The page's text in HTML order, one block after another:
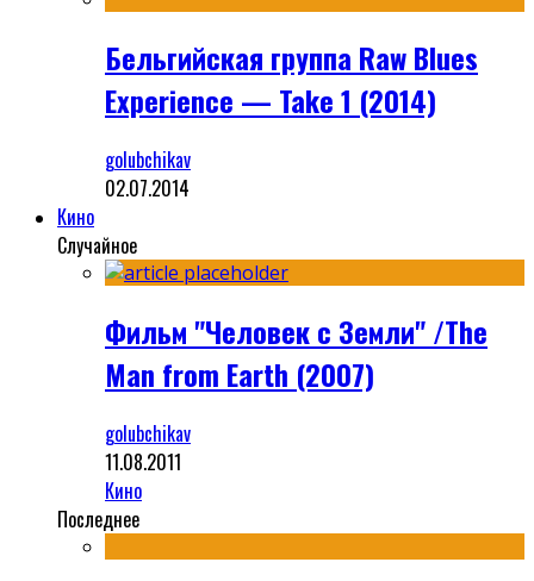
Бельгийская группа Raw Blues
Experience — Take 1 (2014)
golubchikav
02.07.2014
Кино
Случайное
Фильм "Человек с Земли" /The
Man from Earth (2007)
golubchikav
11.08.2011
Кино
Последнее